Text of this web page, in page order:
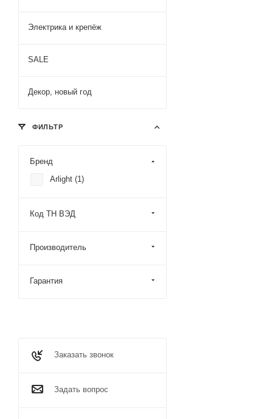
Электрика и крепёж
SALE
Декор, новый год
ФИЛЬТР
Бренд
Arlight (1)
Код ТН ВЭД
Производитель
Гарантия
Заказать звонок
Задать вопрос